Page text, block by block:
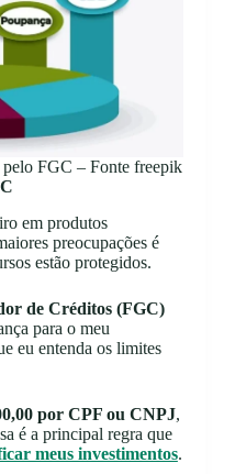
FGC – Fonte freepik
em produtos
preocupações é
estão protegidos.
de Créditos (FGC)
para o meu
eu entenda os limites
por CPF ou CNPJ,
é a principal regra que
meus investimentos.